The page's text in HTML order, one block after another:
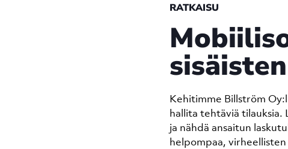
RATKAISU
Kehitimme Billström
hallita tehtäviä
ja nähdä ansaitun
helpompaa,